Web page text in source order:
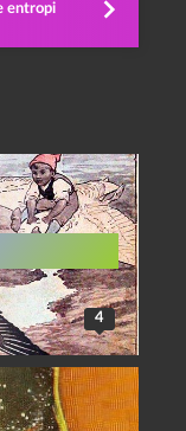
entropi
4